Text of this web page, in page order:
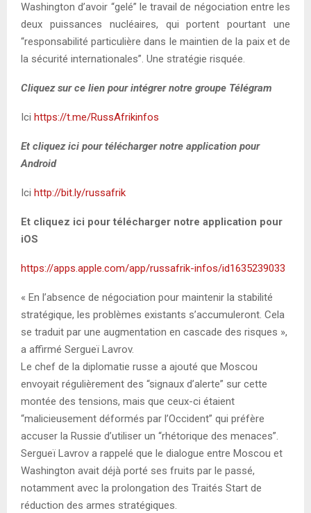
Washington d’avoir “gelé” le travail de négociation entre les
deux puissances nucléaires, qui portent pourtant une
“responsabilité particulière dans le maintien de la paix et de
la sécurité internationales”. Une stratégie risquée.
Cliquez sur ce lien pour intégrer notre groupe Télégram
Ici https://t.me/RussAfrikinfos
Et cliquez ici pour télécharger notre application pour
Android
Ici http://bit.ly/russafrik
Et cliquez ici pour télécharger notre application pour
iOS
https://apps.apple.com/app/russafrik-infos/id1635239033
« En l’absence de négociation pour maintenir la stabilité
stratégique, les problèmes existants s’accumuleront. Cela
se traduit par une augmentation en cascade des risques »,
a affirmé Sergueï Lavrov.
Le chef de la diplomatie russe a ajouté que Moscou
envoyait régulièrement des “signaux d’alerte” sur cette
montée des tensions, mais que ceux-ci étaient
“malicieusement déformés par l’Occident” qui préfère
accuser la Russie d’utiliser un “rhétorique des menaces”.
Sergueï Lavrov a rappelé que le dialogue entre Moscou et
Washington avait déjà porté ses fruits par le passé,
notamment avec la prolongation des Traités Start de
réduction des armes stratégiques.